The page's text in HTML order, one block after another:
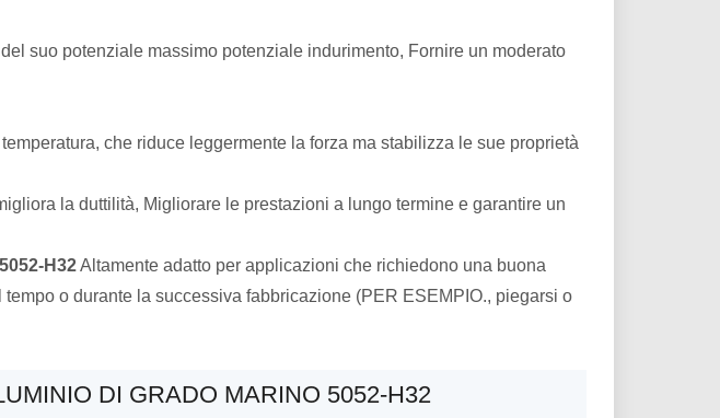
suo potenziale massimo potenziale indurimento, Fornire un moderato
che riduce leggermente la forza ma stabilizza le sue proprietà
la duttilità, Migliorare le prestazioni a lungo termine e garantire un
H32Altamente adatto per applicazioni che richiedono una buona
o durante la successiva fabbricazione (PER ESEMPIO., piegarsi o
DI GRADO MARINO 5052-H32